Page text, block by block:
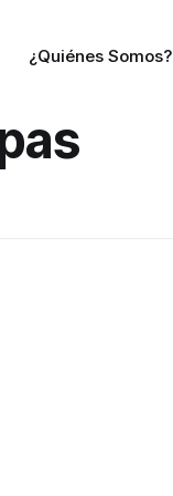
¿Quiénes Somos?